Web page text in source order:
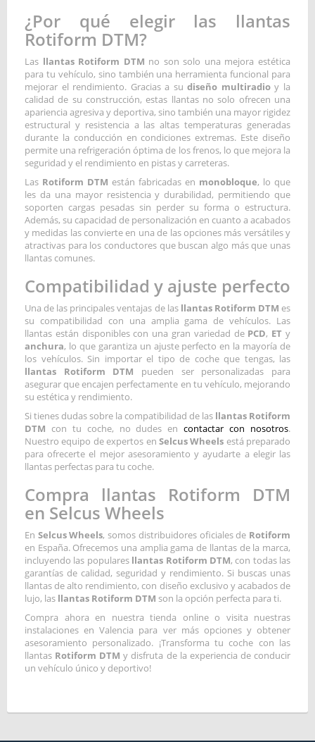
¿Por qué elegir las llantas
Rotiform DTM?
Las llantas Rotiform DTM no son solo una mejora estética
para tu vehículo, sino también una herramienta funcional para
mejorar el rendimiento. Gracias a sudiseño multiradioy la
calidad de su construcción, estas llantas no solo ofrecen una
apariencia agresiva y deportiva, sino también una mayor rigidez
estructural y resistencia a las altas temperaturas generadas
durante la conducción en condiciones extremas. Este diseño
permite una refrigeración óptima de los frenos, lo que mejora la
seguridad y el rendimiento en pistas y carreteras.
Las Rotiform DTM están fabricadas en monobloque, lo que
les da una mayor resistencia y durabilidad, permitiendo que
soporten cargas pesadas sin perder su forma o estructura.
Además, su capacidad de personalización en cuanto a acabados
y medidas las convierte en una de las opciones más versátiles y
atractivas para los conductores que buscan algo más que unas
llantas comunes.
Compatibilidad y ajuste perfecto
Una de las principales ventajas de las llantas Rotiform DTM es
su compatibilidad con una amplia gama de vehículos. Las
llantas están disponibles con una gran variedad de PCD, ET y
anchura, lo que garantiza un ajuste perfecto en la mayoría de
los vehículos. Sin importar el tipo de coche que tengas, las
llantas Rotiform DTM pueden ser personalizadas para
asegurar que encajen perfectamente en tu vehículo, mejorando
su estética y rendimiento.
Si tienes dudas sobre la compatibilidad de las llantas Rotiform
DTM con tu coche, no dudes encontactar con nosotros.
Nuestro equipo de expertos en Selcus Wheels está preparado
para ofrecerte el mejor asesoramiento y ayudarte a elegir las
llantas perfectas para tu coche.
Compra llantas Rotiform DTM
en Selcus Wheels
En Selcus Wheels, somos distribuidores oficiales de Rotiform
en España. Ofrecemos una amplia gama de llantas de la marca,
incluyendo las populares llantas Rotiform DTM, con todas las
garantías de calidad, seguridad y rendimiento. Si buscas unas
llantas de alto rendimiento, con diseño exclusivo y acabados de
lujo, las llantas Rotiform DTM son la opción perfecta para ti.
Compra ahora en nuestra tienda online o visita nuestras
instalaciones en Valencia para ver más opciones y obtener
asesoramiento personalizado. ¡Transforma tu coche con las
llantas Rotiform DTM y disfruta de la experiencia de conducir
un vehículo único y deportivo!